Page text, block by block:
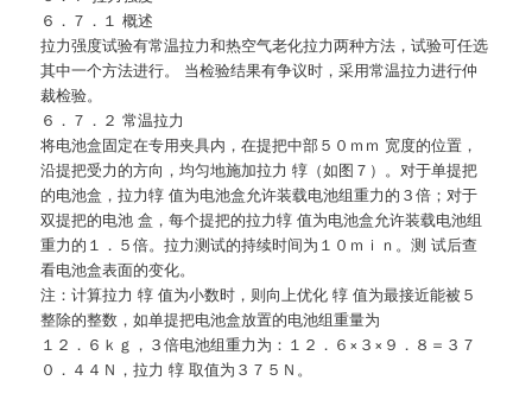
６．７．１ 概述
拉力强度试验有常温拉力和热空气老化拉力两种方法，试验可任选
其中一个方法进行。 当检验结果有争议时，采用常温拉力进行仲
裁检验。
６．７．２ 常温拉力
将电池盒固定在专用夹具内，在提把中部５０ｍｍ 宽度的位置，
沿提把受力的方向，均匀地施加拉力 犉（如图７）。对于单提把
的电池盒，拉力犉 值为电池盒允许装载电池组重力的３倍；对于
双提把的电池 盒，每个提把的拉力犉 值为电池盒允许装载电池组
重力的１．５倍。拉力测试的持续时间为１０ｍｉｎ。测 试后查
看电池盒表面的变化。
注：计算拉力 犉 值为小数时，则向上优化 犉 值为最接近能被５
整除的整数，如单提把电池盒放置的电池组重量为
１２．６ｋｇ，３倍电池组重力为：１２．６×３×９．８＝３７
０．４４Ｎ，拉力 犉 取值为３７５Ｎ。